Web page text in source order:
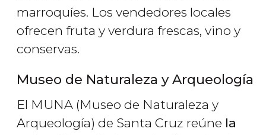
marroquíes. Los vendedores locales
ofrecen fruta y verdura frescas, vino y
conservas.
Museo de Naturaleza y Arqueología
El MUNA (Museo de Naturaleza y
Arqueología) de Santa Cruz reúne la